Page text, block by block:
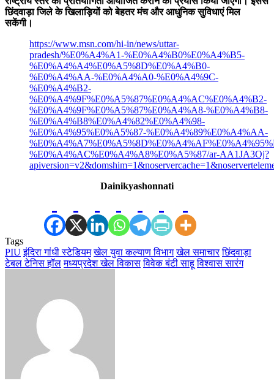
छिंदवाड़ा जिले के खिलाड़ियों को बेहतर मंच और आधुनिक सुविधाएं मिल
सकेंगी।
https://www.msn.com/hi-in/news/uttar-
pradesh/%E0%A4%A1-%E0%A4%B0%E0%A4%B5-
%E0%A4%A4%E0%A5%8D%E0%A4%B0-
%E0%A4%AA-%E0%A4%A0-%E0%A4%9C-
%E0%A4%B2-
%E0%A4%9F%E0%A5%87%E0%A4%AC%E0%A4%B2-
%E0%A4%9F%E0%A5%87%E0%A4%A8-%E0%A4%B8-
%E0%A4%B8%E0%A4%82%E0%A4%98-
%E0%A4%95%E0%A5%87-%E0%A4%89%E0%A4%AA-
%E0%A4%AC%E0%A4%A8%E0%A5%87/ar-AA1JA3Oj?
Dainikyashonnati
Tags
PIU इंदिरा गांधी स्टेडियम खेल युवा कल्याण विभाग खेल समाचार छिंदवाड़ा
टेबल टेनिस हॉल मध्यप्रदेश खेल विकास विवेक बंटी साहू विश्वास सारंग